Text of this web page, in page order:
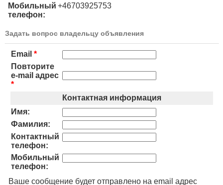
Мобильный
телефон:
+46703925753
Задать вопрос владельцу объявления
Email *
Повторите
e-mail адрес
*
Контактная информация
Имя:
Фамилия:
Контактный
телефон:
Мобильный
телефон:
Ваше сообщение будет отправлено на email адрес